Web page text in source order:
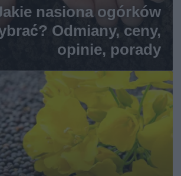
nasiona ogórków
Odmiany, ceny,
opinie, porady